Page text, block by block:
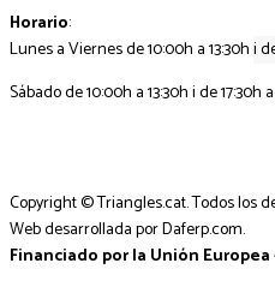
Horario:
Lunes a Viernes de 10:00h a 13:30hi
Sábado de 10:00h a 13:30h i de 17:30h
Copyright © Triangles.cat. Todos los
Web desarrollada porDaferp.com.
Financiado por la Unión